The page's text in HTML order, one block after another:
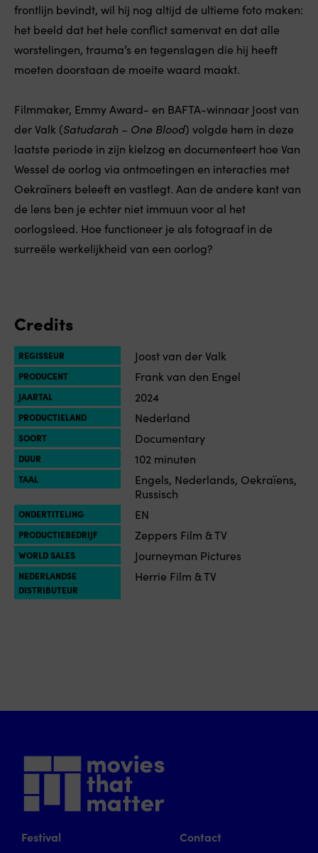
frontlijn bevindt, wil hij nog altijd de ultieme foto maken:
het beeld dat het hele conflict samenvat en dat alle
worstelingen, trauma’s en tegenslagen die hij heeft
moeten doorstaan de moeite waard maakt.
Filmmaker, Emmy Award- en BAFTA-winnaar Joost van
der Valk (Satudarah – One Blood) volgde hem in deze
laatste periode in zijn kielzog en documenteert hoe Van
Wessel de oorlog via ontmoetingen en interacties met
Oekraïners beleeft en vastlegt. Aan de andere kant van
de lens ben je echter niet immuun voor al het
oorlogsleed. Hoe functioneer je als fotograaf in de
surreële werkelijkheid van een oorlog?
Credits
REGISSEUR Joost van der Valk
PRODUCENT Frank van den Engel
JAARTAL 2024
PRODUCTIELAND Nederland
SOORT Documentary
DUUR 102 minuten
TAAL
Engels, Nederlands, Oekraïens,
Russisch
ONDERTITELING EN
PRODUCTIEBEDRIJF Zeppers Film & TV
WORLD SALES Journeyman Pictures
NEDERLANDSE
DISTRIBUTEUR
Herrie Film & TV
Festival
Contact